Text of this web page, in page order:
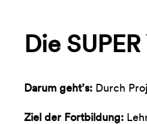
Die
Darum geht’s: Durch
Ziel der Fortbildung: